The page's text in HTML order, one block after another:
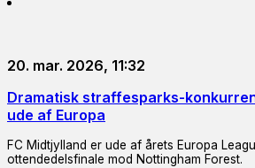
20. mar. 2026, 11:32
Dramatisk straffesparks-
ude af Europa
FC Midtjylland er ude af årets Europa
ottendedelsfinale mod Nottingham Forest.